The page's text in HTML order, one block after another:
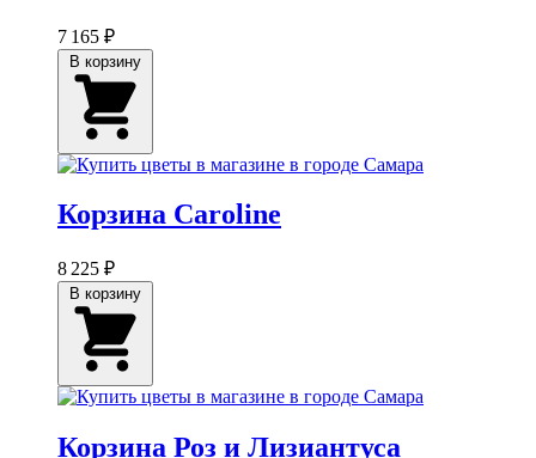
7 165 ₽
Корзина Caroline
8 225 ₽
Корзина Роз и Лизиантуса